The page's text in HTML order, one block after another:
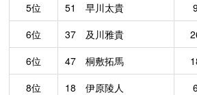
5位
51 早川太貴
6位
37 及川雅貴
6位
47 桐敷拓馬
8位
18 伊原陵人